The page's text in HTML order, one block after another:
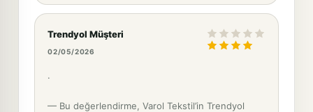
Trendyol Müşteri
02/05/2026
.
— Bu değerlendirme, Varol Tekstil’in Trendyol